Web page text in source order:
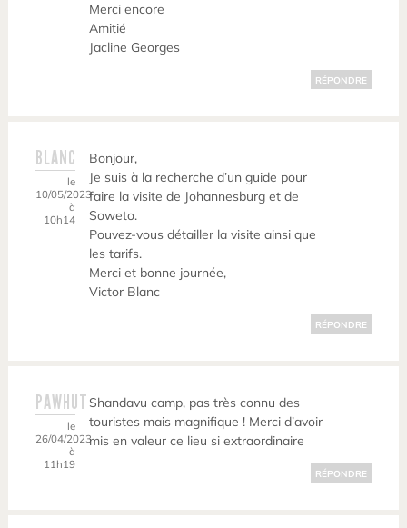
Merci encore
Amitié
Jacline Georges
RÉPONDRE
BLANC
le
10/05/2023
à
10h14
Bonjour,
Je suis à la recherche d’un guide pour
faire la visite de Johannesburg et de
Soweto.
Pouvez-vous détailler la visite ainsi que
les tarifs.
Merci et bonne journée,
Victor Blanc
RÉPONDRE
PAWHUT
le
26/04/2023
à
11h19
Shandavu camp, pas très connu des
touristes mais magnifique ! Merci d’avoir
mis en valeur ce lieu si extraordinaire
RÉPONDRE